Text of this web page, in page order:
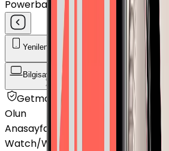
Powerbank
Yenilenmiş Telefon Akıllı Saat ve
Bilgisayar / Tablet Aksesuar
Getmobil Güvencesi
Olun
Anasayfa
Akıllı Saat ve Bileklik /
Watch/Watch Series 10